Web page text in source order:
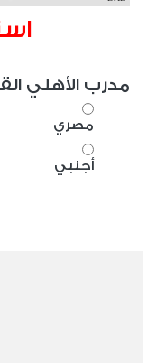
مدرب الأهلي
مصري
أجنبي